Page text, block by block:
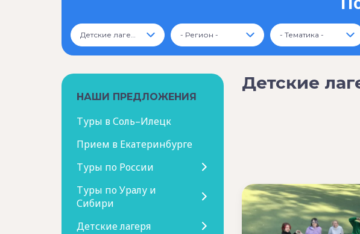
Детские лагеря - Регион - - Тематика -
НАШИ ПРЕДЛОЖЕНИЯ
Туры в Соль–Илецк
Прием в Екатеринбурге
Туры по России
Туры по Уралу и
Сибири
Детские лагеря
Детские